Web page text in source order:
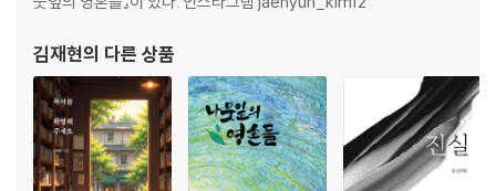
김재현의 다른 상품